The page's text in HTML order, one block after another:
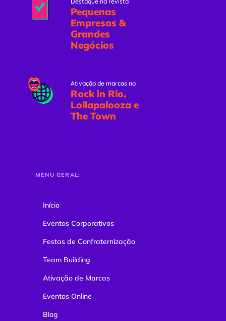
Pequenas
Empresas &
Grandes
Negócios
Ativação de marcas no
Rock in Rio,
Lollapalooza e
The Town
MENU GERAL:
Início
Eventos Corporativos
Festas de Confraternização
Team Building
Ativação de Marcas
Eventos Online
Blog